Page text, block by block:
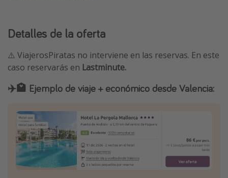
Detalles de la oferta
⚠️ ViajerosPiratas no interviene en las reservas. En este
caso reservarás en Lastminute.
✈️🏩 Ejemplo de viaje + económico desde Valencia: